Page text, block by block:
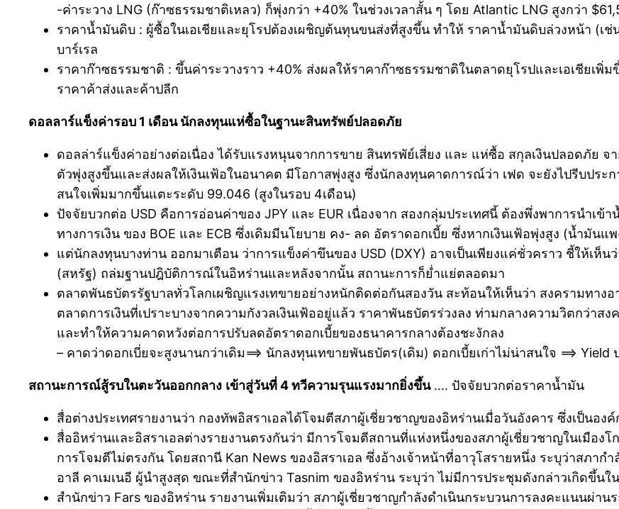
-ค่าระวาง LNG (ก๊าซธรรมชาติเหลว) ก็พุ่งกว่า +40% ในช่วงเวลาสั้น ๆ โดย Atlantic LNG สูงกว่า
ราคาน้ำมันดิบ : ผู้ซื้อในเอเชียและยุโรปต้องเผชิญต้นทุนขนส่งที่สูงขึ้น ทำให้ ราคาน้ำมันดิบล่วงหน้า (เ
บาร์เรล
ราคาก๊าซธรรมชาติ : ขึ้นค่าระวางราว +40% ส่งผลให้ราคาก๊าซธรรมชาติในตลาดยุโรปและเอเชียเ
ราคาค้าส่งและค้าปลีก
ดอลลาร์แข็งค่ารอบ 1 เดือน นักลงทุนแห่ซื้อในฐานะสินทรัพย์ปลอดภัย
ดอลล่าร์แข็งค่าอย่างต่อเนื่อง ได้รับแรงหนุนจากการขาย สินทรพัย์เสี่ยง และ แห่ซื้อ สกุลเงินปลอดภัย
ตัวพุ่งสูงขึ้นและส่งผลให้เงินเฟ้อในอนาคต มีโอกาสพุ่งสูง ซึ่งนักลงทุนคาดการณ์ว่า เฟด จะยังไปรีบประ
สนใจเพิ่มมากขึ้นแตะระดับ 99.046 (สูงในรอบ 4เดือน)
ปัจจัยบวกต่อ USD คือการอ่อนค่าของ JPY และ EUR เนื่องจาก สองกลุ่มประเทศนี้ ต้องพึ่งพาการนำเ
ทางการเงิน ของ BOE และ ECB ซึ่งเดิมมีนโยบาย คง- ลด อัตราดอกเบี้ย ซึ่งหากเงินเฟ้อพุ่งสูง (น้ำมันแ
แต่นักลงทุนบางท่าน ออกมาเตือน ว่าการแข็งค่าขึนของ USD (DXY) อาจเป็นเพียงแค่ชั่วคราว ชี้ให้เห็น
(สหรัฐ) ถล่มฐานปฎิบัติการณ์ในอิหร่านและหลังจากนั้น สถานะการก็ย่ำแย่ตลอดมา
ตลาดพันธบัตรรัฐบาลทั่วโลกเผชิญแรงเทขายอย่างหนักติดต่อกันสองวัน สะท้อนให้เห็นว่า สงครามทาง
ตลาดการเงินที่เปราะบางจากความกังวลเงินเฟ้ออยู่แล้ว ราคาพันธบัตรร่วงลง ท่ามกลางความวิตกว่า
และทำให้ความคาดหวังต่อการปรับลดอัตราดอกเบี้ยของธนาคารกลางต้องชะงักลง
– คาดว่าดอกเบี่ยจะสูงนานกว่าเดิม==> นักลงทุนเทขายพันธบัตร(เดิม) ดอกเบี้ยเก่าไม่น่าสนใจ ==> Yield
สถานะการณ์สู้รบในตะวันออกกลาง เข้าสู่วันที่ 4 ทวีความรุนแรงมากยิ่งขึ้น…. ปัจจัยบวกต่อราคาน้ำมัน
สื่อต่างประเทศรายงานว่า กองทัพอิสราเอลได้โจมตีสภาผู้เชี่ยวชาญของอิหร่านเมื่อวันอังคาร ซึ่งเป็นอ
สื่ออิหร่านและอิสราเอลต่างรายงานตรงกันว่า มีการโจมตีสถานที่แห่งหนึ่งของสภาผู้เชี่ยวชาญในเมือง
การโจมตีไม่ตรงกัน โดยสถานี Kan News ของอิสราเอล ซึ่งอ้างเจ้าหน้าที่อาวุโสรายหนึ่ง ระบุว่าสภา
อาลี คาเมเนอี ผู้นำสูงสุด ขณะที่สำนักข่าว Tasnim ของอิหร่าน ระบุว่า ไม่มีการประชุมดังกล่าวเกิดขึ้นใ
สำนักข่าว Fars ของอิหร่าน รายงานเพิ่มเติมว่า สภาผู้เชี่ยวชาญกำลังดำเนินกระบวนการลงคะแนนผ่า